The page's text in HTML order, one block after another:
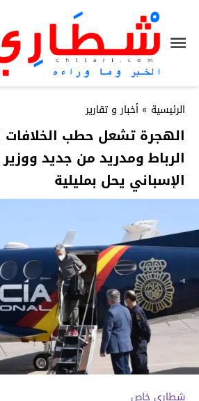
الرئيسية » أخبار و تقارير
الهجرة تشعل حطب الخلافات
الرباط ومدريد من جديد ووزير
الإسباني يحل بمليلية